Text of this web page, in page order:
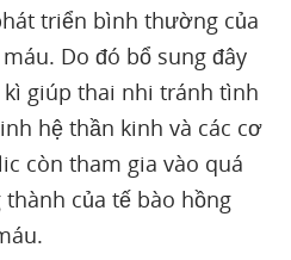
triển bình thường của
Do đó bổ sung đây
giúp thai nhi tránh tình
hệ thần kinh và các cơ
còn tham gia vào quá
của tế bào hồng